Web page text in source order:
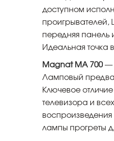
доступном
проигрывателей,
передняя панель
Идеальная точка
Magnat MA 700 —
Ламповый
Ключевое
телевизора и
лампы прогреты